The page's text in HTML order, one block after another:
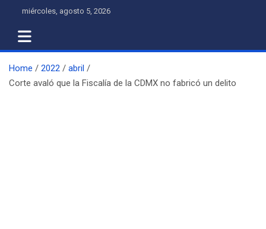
content
miércoles, agosto 5, 2026
Home 2022
abril
Corte avaló que la Fiscalía de la CDMX no fabricó un delito